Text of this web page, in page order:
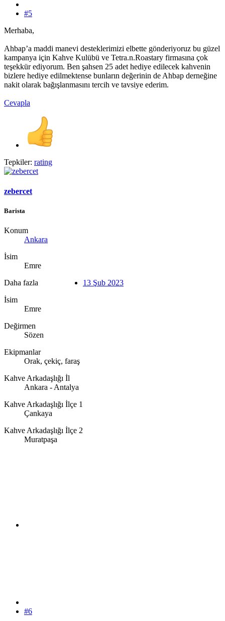
#5
Merhaba,
Ahbap’a maddi manevi desteklerimizi elbette gönderiyoruz bu güzel
kampanya için Kahve Kulübü ve Tetra.n.Roastary firmasına çok
teşekkür ediyorum. Ben şahsen 25 adet hediye edilecek kahvenin
bizlere hediye edilmektense bunların değerinin de Ahbap derneğine
nakit olarak bağışlanmasını tercih ve tavsiye ederim.
Cevapla
Tepkiler: rating
zebercet
Barista
Konum
Ankara
İsim
Emre
Daha fazla
İsim
Emre
Değirmen
Sözen
Ekipmanlar
Orak, çekiç, faraş
Kahve Arkadaşlığı İl
Ankara - Antalya
Kahve Arkadaşlığı İlçe 1
Çankaya
Kahve Arkadaşlığı İlçe 2
Muratpaşa
13 Şub 2023
#6